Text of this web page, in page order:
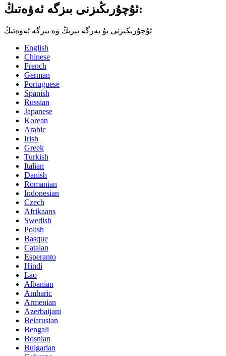
ئۇچۇرىڭىزنى بىزگە ئەۋەتىڭ:
ئۇچۇرىڭىزنى بۇ يەرگە يېزىڭ ۋە بىزگە ئەۋەتىڭ
English
Chinese
French
German
Portuguese
Spanish
Russian
Japanese
Korean
Arabic
Irish
Greek
Turkish
Italian
Danish
Romanian
Indonesian
Czech
Afrikaans
Swedish
Polish
Basque
Catalan
Esperanto
Hindi
Lao
Albanian
Amharic
Armenian
Azerbaijani
Belarusian
Bengali
Bosnian
Bulgarian